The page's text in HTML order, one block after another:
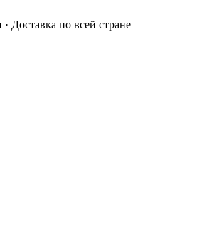
· Доставка по всей стране